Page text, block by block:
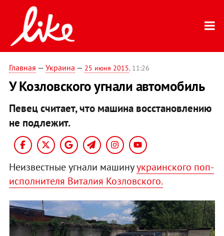
Главная — Украина — 25 июня 2015, 11:26
У Козловского угнали автомобиль
Певец считает, что машина восстановлению
не подлежит.
Неизвестные угнали машинуукраинского поп-
исполнителя Виталия Козловского.